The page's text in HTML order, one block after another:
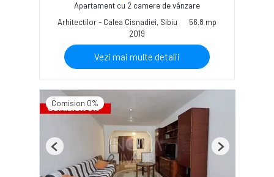
Apartament cu 2 camere de vânzare
Arhitectilor - Calea Cisnadiei, Sibiu
56.8 mp
2019
Vezi mai multe detalii
Comision 0%
Previous Next